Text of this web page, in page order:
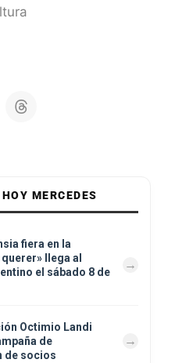
MERCEDES
fiera en la
llega al
el sábado 8 de
Octimio Landi
de
de socios